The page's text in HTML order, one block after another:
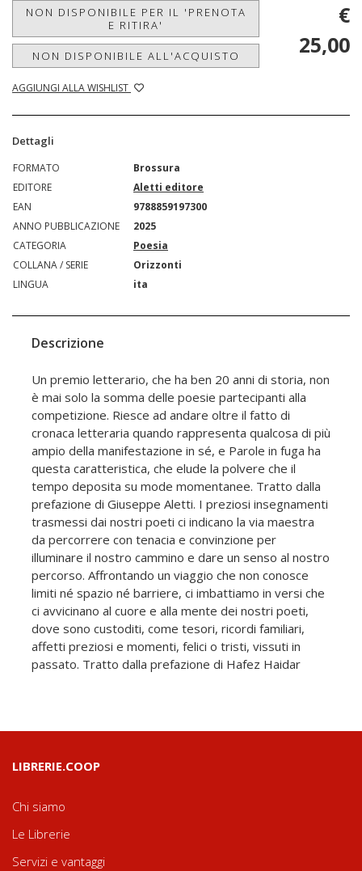
NON DISPONIBILE PER IL 'PRENOTA
E RITIRA'
NON DISPONIBILE ALL'ACQUISTO
AGGIUNGI ALLA WISHLIST
€
25,00
Dettagli
FORMATO
Brossura
EDITORE
Aletti editore
EAN
9788859197300
ANNO PUBBLICAZIONE
2025
CATEGORIA
Poesia
COLLANA / SERIE
Orizzonti
LINGUA
ita
Descrizione
Un premio letterario, che ha ben 20 anni di storia, non
è mai solo la somma delle poesie partecipanti alla
competizione. Riesce ad andare oltre il fatto di
cronaca letteraria quando rappresenta qualcosa di più
ampio della manifestazione in sé, e Parole in fuga ha
questa caratteristica, che elude la polvere che il
tempo deposita su mode momentanee. Tratto dalla
prefazione di Giuseppe Aletti. I preziosi insegnamenti
trasmessi dai nostri poeti ci indicano la via maestra
da percorrere con tenacia e convinzione per
illuminare il nostro cammino e dare un senso al nostro
percorso. Affrontando un viaggio che non conosce
limiti né spazio né barriere, ci imbattiamo in versi che
ci avvicinano al cuore e alla mente dei nostri poeti,
dove sono custoditi, come tesori, ricordi familiari,
affetti preziosi e momenti, felici o tristi, vissuti in
passato. Tratto dalla prefazione di Hafez Haidar
LIBRERIE.COOP
Chi siamo
Le Librerie
Servizi e vantaggi